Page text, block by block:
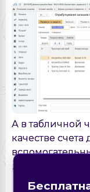
А в табличной
качестве
странице?